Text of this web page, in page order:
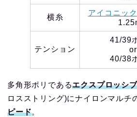
横糸
アイコニッ
テンション
41/39
or
40/38
多角形ポリであるエクスプロッシ
ロスストリング)にナイロンマルチ
ピード。